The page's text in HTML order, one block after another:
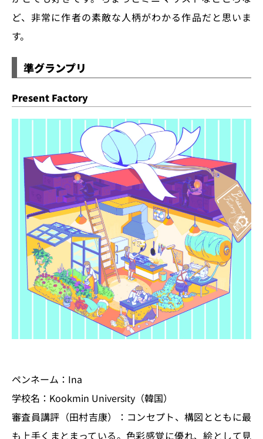
ど、非常に作者の素敵な人柄がわかる作品だと思いま
す。
準グランプリ
Present Factory
ペンネーム：Ina
学校名：Kookmin University（韓国）
審査員講評（田村吉康）：コンセプト、構図とともに最
も上手くまとまっている。色彩感覚に優れ、絵として見